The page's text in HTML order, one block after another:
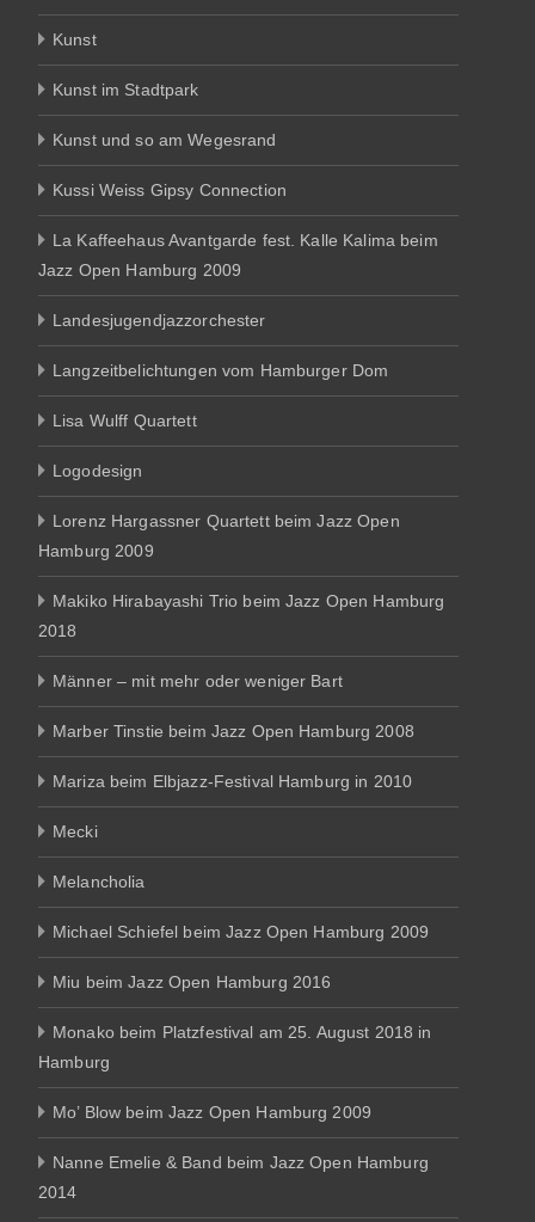
Kunst
Kunst im Stadtpark
Kunst und so am Wegesrand
Kussi Weiss Gipsy Connection
La Kaffeehaus Avantgarde fest. Kalle Kalima beim
Jazz Open Hamburg 2009
Landesjugendjazzorchester
Langzeitbelichtungen vom Hamburger Dom
Lisa Wulff Quartett
Logodesign
Lorenz Hargassner Quartett beim Jazz Open
Hamburg 2009
Makiko Hirabayashi Trio beim Jazz Open Hamburg
2018
Männer – mit mehr oder weniger Bart
Marber Tinstie beim Jazz Open Hamburg 2008
Mariza beim Elbjazz-Festival Hamburg in 2010
Mecki
Melancholia
Michael Schiefel beim Jazz Open Hamburg 2009
Miu beim Jazz Open Hamburg 2016
Monako beim Platzfestival am 25. August 2018 in
Hamburg
Mo’ Blow beim Jazz Open Hamburg 2009
Nanne Emelie & Band beim Jazz Open Hamburg
2014